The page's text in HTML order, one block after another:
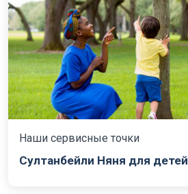
Наши сервисные точки
Султанбейли Няня для детей